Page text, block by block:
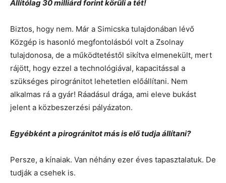
Állítólag 30 milliárd forint körüli a tét!
Biztos, hogy nem. Már a Simicska tulajdonában lévő
Közgép is hasonló megfontolásból volt a Zsolnay
tulajdonosa, de a működtetéstől sikítva elmenekült, mert
rájött, hogy ezzel a technológiával, kapacitással a
szükséges pirogránitot lehetetlen előállítani. Nem
alkalmas rá a gyár! Ráadásul drága, ami eleve bukást
jelent a közbeszerzési pályázaton.
Egyébként a pirogránitot más is elő tudja állítani?
Persze, a kínaiak. Van néhány ezer éves tapasztalatuk. De
tudják a csehek is.